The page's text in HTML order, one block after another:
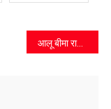
आलू बीमा राशि कम मिलने पर विधायक कैड़ा ने जताई नाराजगी, एमडी उद्यान से की वार्ता